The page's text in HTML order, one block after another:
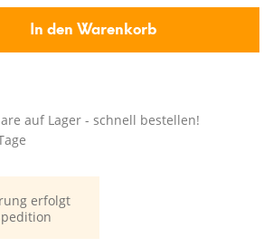
In den Warenkorb
auf Lager - schnell bestellen!
erfolgt